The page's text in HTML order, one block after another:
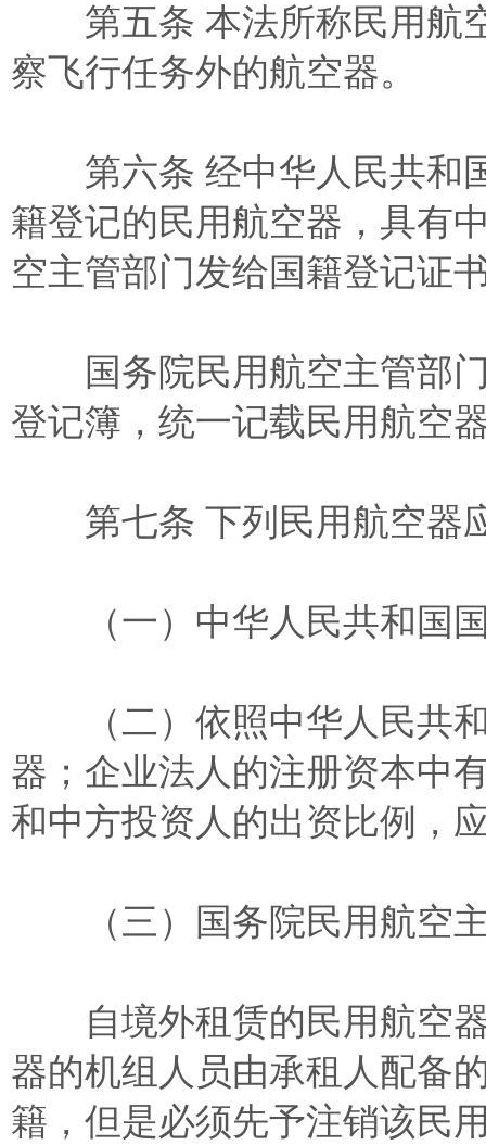
第五条 本法所称民用航
察飞行任务外的航空器。
第六条 经中华人民共和
籍登记的民用航空器，具有
空主管部门发给国籍登记证
国务院民用航空主管部门
登记簿，统一记载民用航空
第七条 下列民用航空器
（一）中华人民共和国国
（二）依照中华人民共和
器；企业法人的注册资本中
和中方投资人的出资比例，
（三）国务院民用航空主
自境外租赁的民用航空器
器的机组人员由承租人配备
籍，但是必须先予注销该民